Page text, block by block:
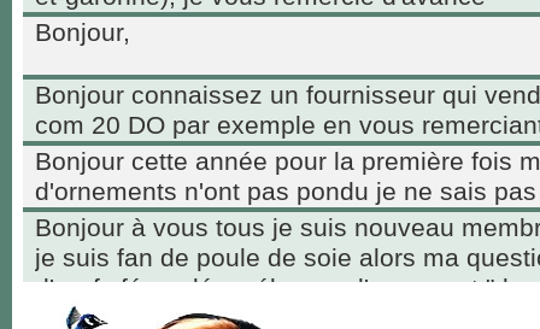
Bonjour,
Bonjour connaissez un fournisseur qui
com 20 DO par exemple en vous
Bonjour cette année pour la première fois
d'ornements n'ont pas pondu je ne sais
Bonjour à vous tous je suis nouveau
je suis fan de poule de soie alors ma
d'œufs fécondés mélanger d'ornement
intéressés par les poussins qui vont avoir